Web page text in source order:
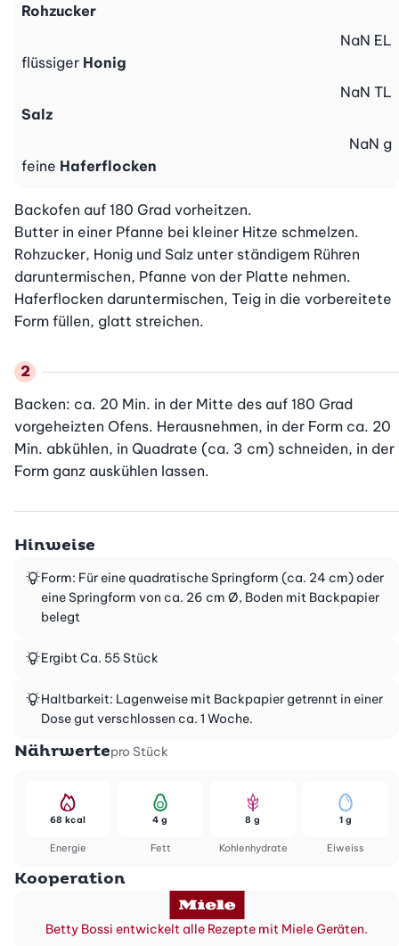
Rohzucker
flüssiger Honig
NaN EL
Salz
NaN TL
feine Haferflocken
NaN g
Backofen auf 180 Grad vorheitzen.
Butter in einer Pfanne bei kleiner Hitze schmelzen.
Rohzucker, Honig und Salz unter ständigem Rühren
daruntermischen, Pfanne von der Platte nehmen.
Haferflocken daruntermischen, Teig in die vorbereitete
Form füllen, glatt streichen.
Backen: ca. 20 Min. in der Mitte des auf 180 Grad
vorgeheizten Ofens. Herausnehmen, in der Form ca. 20
Min. abkühlen, in Quadrate (ca. 3 cm) schneiden, in der
Form ganz auskühlen lassen.
Hinweise
Form: Für eine quadratische Springform (ca. 24 cm) oder
eine Springform von ca. 26 cm Ø, Boden mit Backpapier
belegt
Ergibt Ca. 55 Stück
Haltbarkeit: Lagenweise mit Backpapier getrennt in einer
Dose gut verschlossen ca. 1 Woche.
Nährwertepro Stück
Energie
68 kcal
Fett
4 g
Kohlenhydrate
8 g
Eiweiss
1 g
Kooperation
Betty Bossi entwickelt alle Rezepte mit Miele Geräten.